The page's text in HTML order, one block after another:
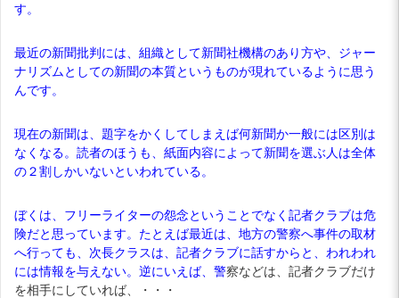
す。
最近の新聞批判には、組織として新聞社機構のあり方や、ジャー
ナリズムとしての新聞の本質というものが現れているように思う
んです。
現在の新聞は、題字をかくしてしまえば何新聞か一般には区別は
なくなる。読者のほうも、紙面内容によって新聞を選ぶ人は全体
の２割しかいないといわれている。
ぼくは、フリーライターの怨念ということでなく記者クラブは危
険だと思っています。たとえば最近は、地方の警察へ事件の取材
へ行っても、次長クラスは、記者クラブに話すからと、われわれ
には情報を与えない。逆にいえば、警察などは、記者クラブだけ
を相手にしていれば、・・・